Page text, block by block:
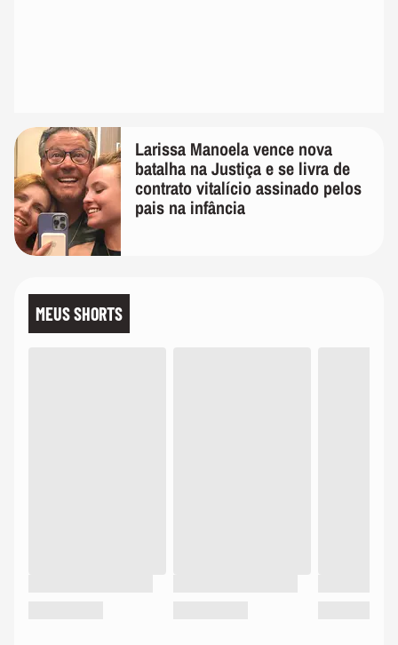
Larissa Manoela vence nova
batalha na Justiça e se livra de
contrato vitalício assinado pelos
pais na infância
MEUS SHORTS